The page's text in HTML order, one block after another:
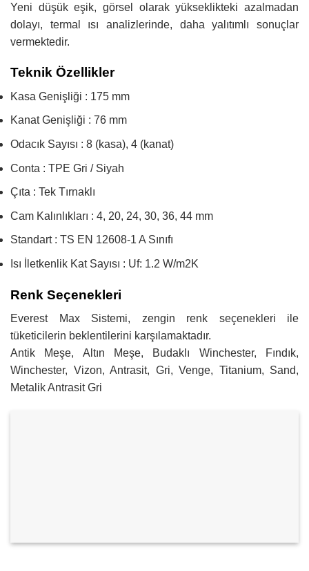
Yeni düşük eşik, görsel olarak yükseklikteki azalmadan
dolayı, termal ısı analizlerinde, daha yalıtımlı sonuçlar
vermektedir.
Teknik Özellikler
Kasa Genişliği : 175 mm
Kanat Genişliği : 76 mm
Odacık Sayısı : 8 (kasa), 4 (kanat)
Conta : TPE Gri / Siyah
Çıta : Tek Tırnaklı
Cam Kalınlıkları : 4, 20, 24, 30, 36, 44 mm
Standart : TS EN 12608-1 A Sınıfı
Isı İletkenlik Kat Sayısı : Uf: 1.2 W/m2K
Renk Seçenekleri
Everest Max Sistemi, zengin renk seçenekleri ile
tüketicilerin beklentilerini karşılamaktadır.
Antik Meşe, Altın Meşe, Budaklı Winchester, Fındık,
Winchester, Vizon, Antrasit, Gri, Venge, Titanium, Sand,
Metalik Antrasit Gri